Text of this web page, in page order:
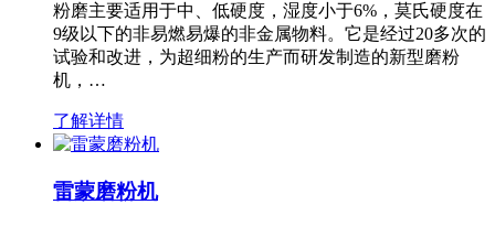
粉磨主要适用于中、低硬度，湿度小于6%，莫氏硬度在
9级以下的非易燃易爆的非金属物料。它是经过20多次的
试验和改进，为超细粉的生产而研发制造的新型磨粉
机，…
了解详情
雷蒙磨粉机